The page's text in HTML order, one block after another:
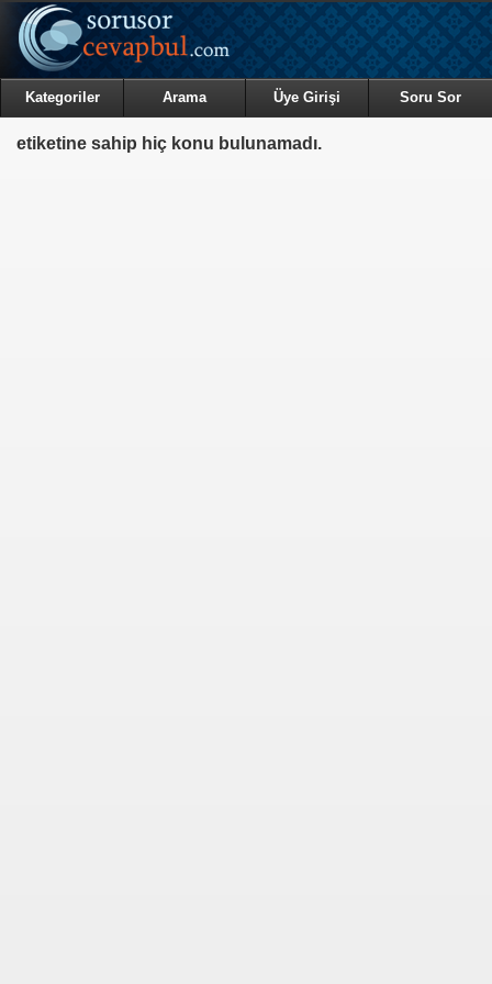
Kategoriler Arama Üye Girişi Soru Sor
etiketine sahip hiç konu bulunamadı.